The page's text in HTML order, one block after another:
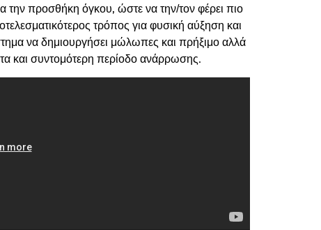
την προσθήκη όγκου, ώστε να την/τον φέρει πιο
τρόπος για φυσική αύξηση και
να δημιουργήσει μώλωπες και πρήξιμο αλλά
και συντομότερη περίοδο ανάρρωσης.